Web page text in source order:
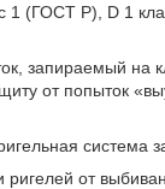
1 (ГОСТ Р), D 1
запираемый на
от попыток
система
от